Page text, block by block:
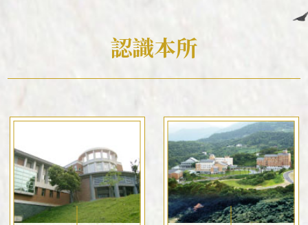
現任所長
榮譽所長
組織架構
學術諮詢委員會
相關法規
相關表單
大事紀
活動訊息
獲獎訊息
最新專案
申請訊息
數位典藏
個人研究專案成果
歷年專案名單
週年專刊
精選翻譯書
專刊特輯
中華阿含辭典
歷年會議論文資料
短期學者交流
學者學術專題講座
研習營
北海潮音暨大乘佛法社會學論壇
研討會
校友介紹 認識本所